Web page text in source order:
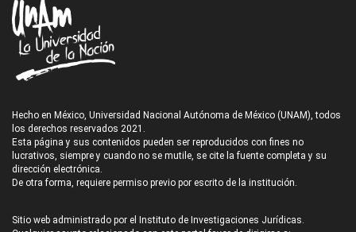
Hecho en México, Universidad Nacional Autónoma de México (UNAM), todos
los derechos reservados 2021.
Esta página y sus contenidos pueden ser reproducidos con fines no
lucrativos, siempre y cuando no se mutile, se cite la fuente completa y su
dirección electrónica.
De otra forma, requiere permiso previo por escrito de la institución.
Sitio web administrado por el Instituto de Investigaciones Jurídicas.